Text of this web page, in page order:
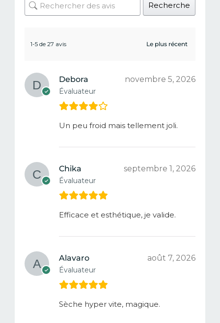
Recherche
1-5 de 27 avis
Debora
Évaluateur
novembre 5, 2026
Un peu froid mais tellement joli.
Chika
Évaluateur
septembre 1, 2026
Efficace et esthétique, je valide.
Alavaro
Évaluateur
août 7, 2026
Sèche hyper vite, magique.